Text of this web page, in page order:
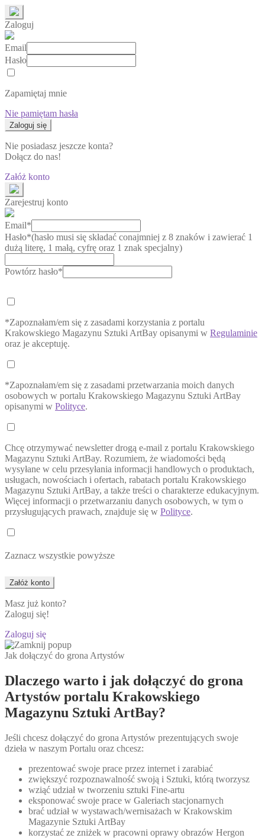
Zaloguj
Email
Hasło
Zapamiętaj mnie
Nie pamiętam hasła
Nie posiadasz jeszcze konta?
Dołącz do nas!
Załóż konto
Zarejestruj konto
Email*
Hasło*(hasło musi się składać conajmniej z 8 znaków i zawierać 1
dużą literę, 1 małą, cyfrę oraz 1 znak specjalny)
Powtórz hasło*
*Zapoznałam/em się z zasadami korzystania z portalu
Krakowskiego Magazynu Sztuki ArtBay opisanymi w Regulaminie
oraz je akceptuję.
*Zapoznałam/em się z zasadami przetwarzania moich danych
osobowych w portalu Krakowskiego Magazynu Sztuki ArtBay
opisanymi w Polityce.
Chcę otrzymywać newsletter drogą e-mail z portalu Krakowskiego
Magazynu Sztuki ArtBay. Rozumiem, że wiadomości będą
wysyłane w celu przesyłania informacji handlowych o produktach,
usługach, nowościach i ofertach, rabatach portalu Krakowskiego
Magazynu Sztuki ArtBay, a także treści o charakterze edukacyjnym.
Więcej informacji o przetwarzaniu danych osobowych, w tym o
przysługujących prawach, znajduje się w Polityce.
Zaznacz wszystkie powyższe
Masz już konto?
Zaloguj się!
Zaloguj się
Jak dołączyć do grona Artystów
Dlaczego warto i jak dołączyć do grona
Artystów portalu Krakowskiego
Magazynu Sztuki ArtBay?
Jeśli chcesz dołączyć do grona Artystów prezentujących swoje
dzieła w naszym Portalu oraz chcesz:
prezentować swoje prace przez internet i zarabiać
zwiększyć rozpoznawalność swoją i Sztuki, którą tworzysz
wziąć udział w tworzeniu sztuki Fine-artu
eksponować swoje prace w Galeriach stacjonarnych
brać udział w wystawach/wernisażach w Krakowskim
Magazynie Sztuki ArtBay
korzystać ze zniżek w pracowni oprawy obrazów Hergon